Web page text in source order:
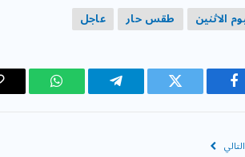
الاثنين طقس حار عاجل
فيسبوك تويتر تيلقرام واتساب
التالي